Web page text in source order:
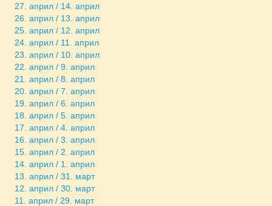
27. април / 14. април
26. април / 13. април
25. април / 12. април
24. април / 11. април
23. април / 10. април
22. април / 9. април
21. април / 8. април
20. април / 7. април
19. април / 6. април
18. април / 5. април
17. април / 4. април
16. април / 3. април
15. април / 2. април
14. април / 1. април
13. април / 31. март
12. април / 30. март
11. април / 29. март